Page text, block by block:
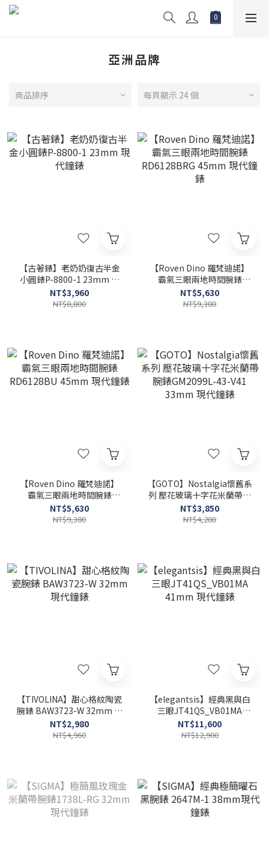
亞洲品牌
商品排序 每頁顯示 24 個
【古著錶】老奶奶復古半金
小圓錶P-8800-1 23mm 現
代鐘錶
NT$3,960
NT$8,800
【Roven Dino 羅梵迪諾】
霸氣三眼兩地時間腕錶
RD6128BRG 45mm 現代鐘
錶
NT$5,630
NT$9,380
【Roven Dino 羅梵迪諾】
霸氣三眼兩地時間腕錶
RD6128BU 45mm 現代鐘
錶
NT$5,630
NT$9,380
【GOTO】Nostalgia懷舊系
列 壓花玻璃十字花米蘭帶腕
錶GM2099L-43-V41 33mm
現代鐘錶
NT$3,850
NT$4,280
【TIVOLINA】甜心格紋陶瓷
腕錶 BAW3723-W 32mm 現
代鐘錶
NT$2,980
NT$4,960
【elegantsis】經典黑與白
三眼JT41QS_VB01MA
41mm 現代鐘錶
NT$11,600
NT$12,900